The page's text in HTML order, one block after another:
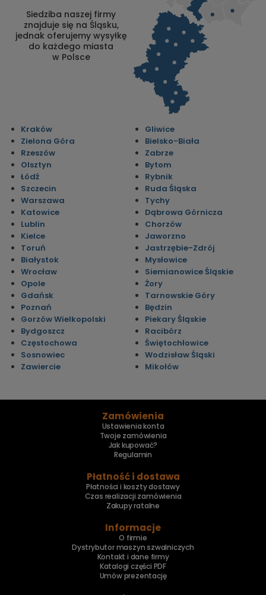
Siedziba naszej firmy
znajduje się na Śląsku,
jednak oferujemy wysyłkę
do każdego miasta
w Polsce
Kraków
Zielona Góra
Rzeszów
Olsztyn
Łódź
Szczecin
Warszawa
Katowice
Lublin
Kielce
Toruń
Białystok
Wrocław
Opole
Gdańsk
Poznań
Gorzów Wielkopolski
Bydgoszcz
Częstochowa
Sosnowiec
Zawiercie
Gliwice
Bielsko-Biała
Zabrze
Bytom
Rybnik
Ruda Śląska
Tychy
Dąbrowa Górnicza
Chorzów
Jaworzno
Jastrzębie-Zdrój
Mysłowice
Siemianowice Śląskie
Żory
Tarnowskie Góry
Będzin
Piekary Śląskie
Racibórz
Świętochłowice
Wodzisław Śląski
Mikołów
Zamówienia
Ustawienia konta
Twoje zamówienia
Jak kupować?
Regulamin
Płatność i dostawa
Płatności i koszty dostawy
Czas realizacji zamówienia
Zakupy ratalne
Informacje
O firmie
Dystrybutor maszyn szwalniczych
Kontakt i dane firmy
Katalogi części PDF
Umów prezentację